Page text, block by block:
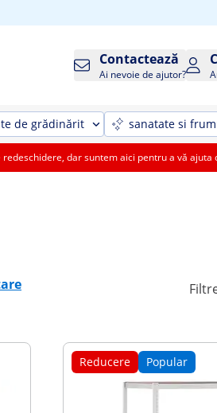
Contactează
Ai nevoie de ajutor?
de grădinărit sanatate si
dar suntem aici pentru a vă ajuta
Reducere Popular